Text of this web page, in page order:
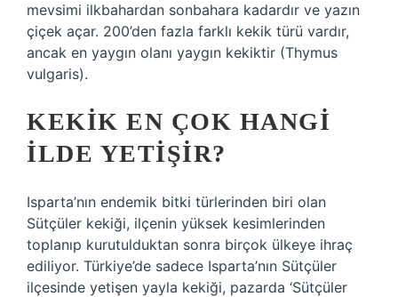
mevsimi ilkbahardan sonbahara kadardır ve yazın
çiçek açar. 200’den fazla farklı kekik türü vardır,
ancak en yaygın olanı yaygın kekiktir (Thymus
vulgaris).
KEKIK EN ÇOK HANGI
ILDE YETIŞIR?
Isparta’nın endemik bitki türlerinden biri olan
Sütçüler kekiği, ilçenin yüksek kesimlerinden
toplanıp kurutulduktan sonra birçok ülkeye ihraç
ediliyor. Türkiye’de sadece Isparta’nın Sütçüler
ilçesinde yetişen yayla kekiği, pazarda ‘Sütçüler